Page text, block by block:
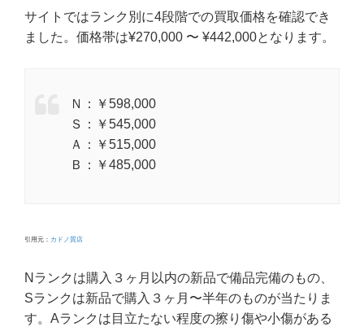
サイトではランク別に4段階での買取価格を確認でき
ました。価格帯は¥270,000 〜 ¥442,000となります。
Ｎ：￥598,000
Ｓ：￥545,000
Ａ：￥515,000
Ｂ：￥485,000
引用元： カドノ質店
Nランクは購入３ヶ月以内の新品で備品完備のもの、
Sランクは新品で購入３ヶ月〜半年のものが当たりま
す。Aランクは目立たない程度の擦り傷や小傷がある